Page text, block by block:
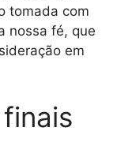
tomada com
nossa fé, que
em